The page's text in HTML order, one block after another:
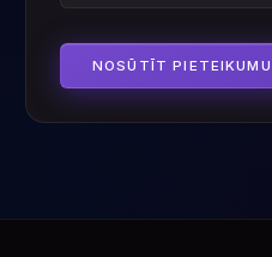
NOSŪTĪT PIETEIKUMU